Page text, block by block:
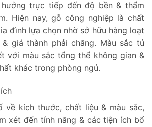
hưởng trực tiếp đến độ bền & thẩm
Hiện nay, gỗ công nghiệp là chất
đình lựa chọn nhờ sở hữu hàng loạt
giá thành phải chăng. Màu sắc tủ
với màu sắc tổng thể không gian &
khác trong phòng ngủ.
về kích thước, chất liệu & màu sắc,
xét đến tính năng & các tiện ích bổ